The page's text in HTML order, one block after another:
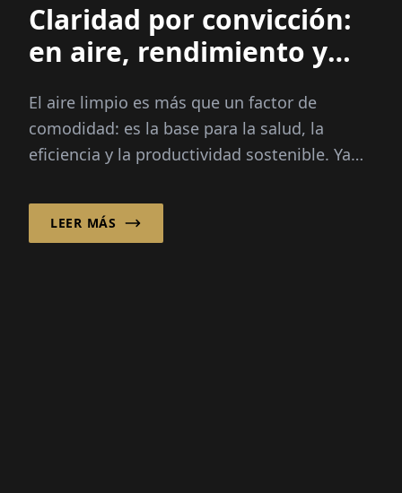
Claridad por convicción:
en aire, rendimiento y
El aire limpio es más que un factor de
comodidad: es la base para la salud, la
eficiencia y la productividad sostenible. Ya
LEER MÁS